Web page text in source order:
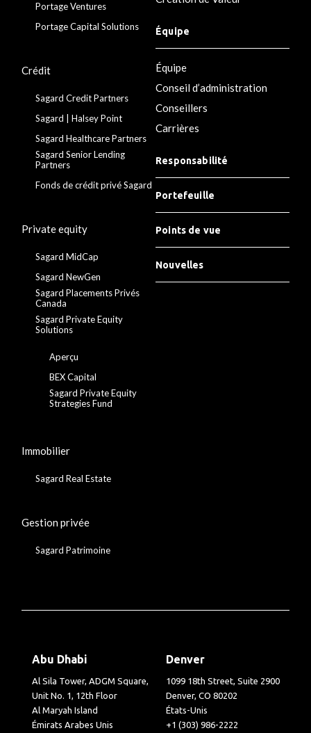
Portage Ventures
Portage Capital Solutions
Crédit
Sagard Credit Partners
Sagard | Halsey Point
Sagard Healthcare Partners
Sagard Senior Lending
Partners
Fonds de crédit privé Sagard
Private equity
Sagard MidCap
Sagard NewGen
Sagard Placements Privés
Canada
Sagard Private Equity
Solutions
Aperçu
BEX Capital
Sagard Private Equity
Strategies Fund
Immobilier
Sagard Real Estate
Gestion privée
Sagard Patrimoine
Équipe
Équipe
Conseil d’administration
Conseillers
Carrières
Responsabilité
Portefeuille
Points de vue
Nouvelles
Abu Dhabi
Al Sila Tower, ADGM Square,
Unit No. 1, 12th Floor
Al Maryah Island
Émirats Arabes Unis
Denver
1099 18th Street, Suite 2900
Denver, CO 80202
États-Unis
+1 (303) 986-2222